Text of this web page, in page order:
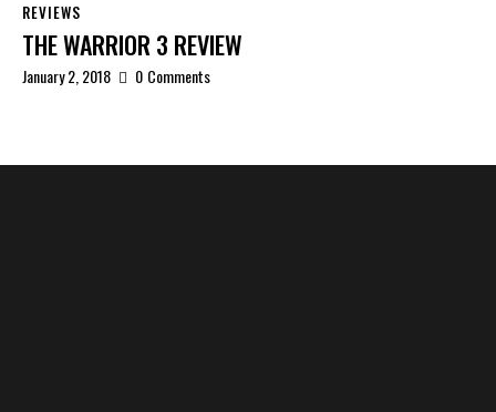
REVIEWS
THE WARRIOR 3 REVIEW
January 2, 2018 0 Comments